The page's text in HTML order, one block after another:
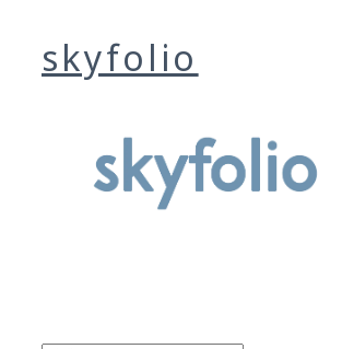
skyfolio